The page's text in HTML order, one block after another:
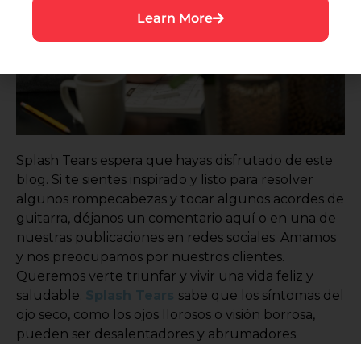
Splash Tears espera que hayas disfrutado de este
blog. Si te sientes inspirado y listo para resolver
algunos rompecabezas y tocar algunos acordes de
guitarra, déjanos un comentario aquí o en una de
nuestras publicaciones en redes sociales. Amamos
y nos preocupamos por nuestros clientes.
Queremos verte triunfar y vivir una vida feliz y
saludable.
sabe que los síntomas del
ojo seco, como los ojos llorosos o visión borrosa,
pueden ser desalentadores y abrumadores.
Learn More